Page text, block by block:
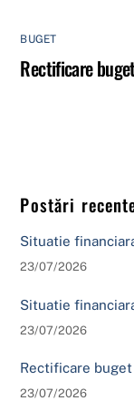
BUGET
Rectificare
Postări
Situatie
23/07/2026
Situatie
23/07/2026
Rectificare
23/07/2026